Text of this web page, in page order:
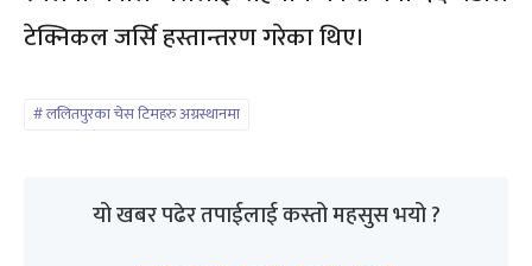
टेक्निकल जर्सि हस्तान्तरण गरेका थिए।
ललितपुरका चेस टिमहरु अग्रस्थानमा
यो खबर पढेर तपाईलाई कस्तो महसुस भयो ?